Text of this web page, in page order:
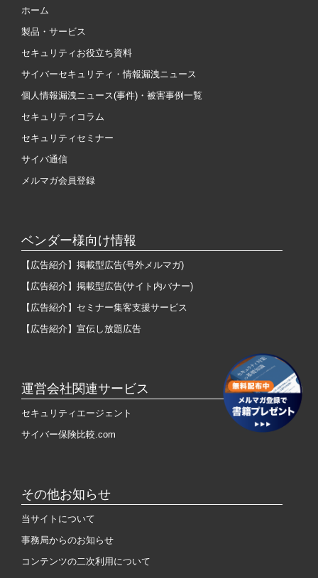
ホーム
製品・サービス
セキュリティお役立ち資料
サイバーセキュリティ・情報漏洩ニュース
個人情報漏洩ニュース(事件)・被害事例一覧
セキュリティコラム
セキュリティセミナー
サイバ通信
メルマガ会員登録
ベンダー様向け情報
【広告紹介】掲載型広告(号外メルマガ)
【広告紹介】掲載型広告(サイト内バナー)
【広告紹介】セミナー集客支援サービス
【広告紹介】宣伝し放題広告
運営会社関連サービス
セキュリティエージェント
サイバー保険比較.com
その他お知らせ
当サイトについて
事務局からのお知らせ
コンテンツの二次利用について